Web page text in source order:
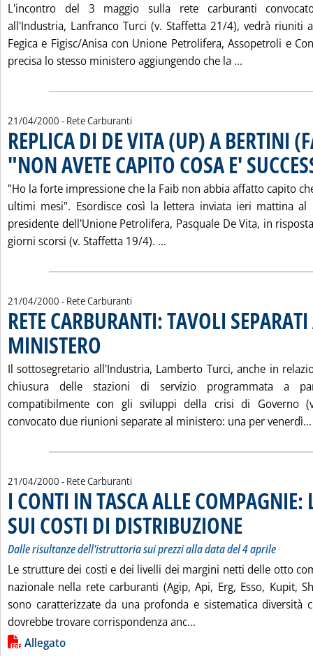
L'incontro del 3 maggio sulla rete carburanti
all'Industria, Lanfranco Turci (v. Staffetta 21/4), vedrà riuniti
Fegica e Figisc/Anisa con Unione Petrolifera, Assopetroli e
precisa lo stesso ministero aggiungendo che la ...
21/04/2000 - Rete Carburanti
REPLICA DI DE VITA (UP) A BERTINI
"NON AVETE CAPITO COSA E'
"Ho la forte impressione che la Faib non abbia affatto capito
ultimi mesi". Esordisce così la lettera inviata ieri mattina al
presidente dell'Unione Petrolifera, Pasquale De Vita, in
giorni scorsi (v. Staffetta 19/4). ...
21/04/2000 - Rete Carburanti
RETE CARBURANTI: TAVOLI
MINISTERO
Il sottosegretario all'Industria, Lamberto Turci, anche in
chiusura delle stazioni di servizio programmata a
compatibilmente con gli sviluppi della crisi di Governo
convocato due riunioni separate al ministero: una per venerdì...
21/04/2000 - Rete Carburanti
I CONTI IN TASCA ALLE COMPAGNIE:
SUI COSTI DI DISTRIBUZIONE
Dalle risultanze dell'istruttoria sui prezzi alla data del 4 aprile
Le strutture dei costi e dei livelli dei margini netti delle otto
nazionale nella rete carburanti (Agip, Api, Erg, Esso, Kupit,
sono caratterizzate da una profonda e sistematica diversità
dovrebbe trovare corrispondenza anc...
Lista allegati PDF alla notizia
Allegato